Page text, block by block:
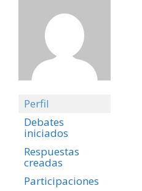
Perfil
Debates
iniciados
Respuestas
creadas
Participaciones